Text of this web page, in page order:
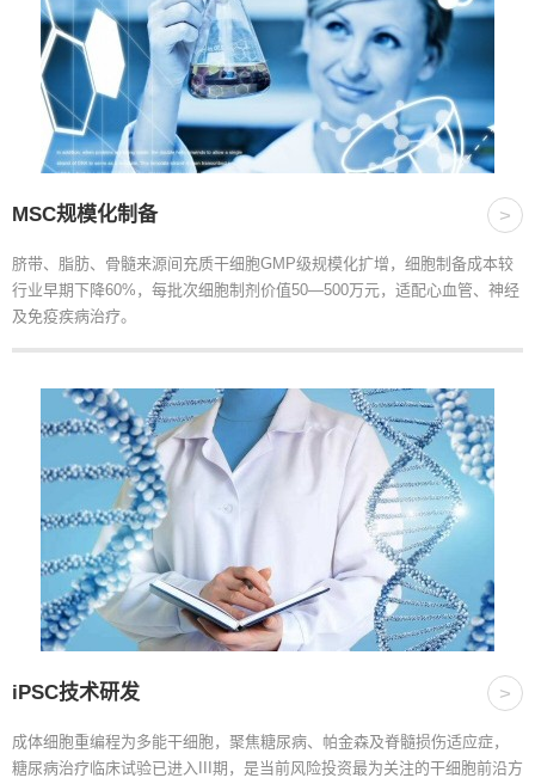
MSC规模化制备 >
脐带、脂肪、骨髓来源间充质干细胞GMP级规模化扩增，细胞制备成本较
行业早期下降60%，每批次细胞制剂价值50—500万元，适配心血管、神经
及免疫疾病治疗。
iPSC技术研发 >
成体细胞重编程为多能干细胞，聚焦糖尿病、帕金森及脊髓损伤适应症，
糖尿病治疗临床试验已进入III期，是当前风险投资最为关注的干细胞前沿方